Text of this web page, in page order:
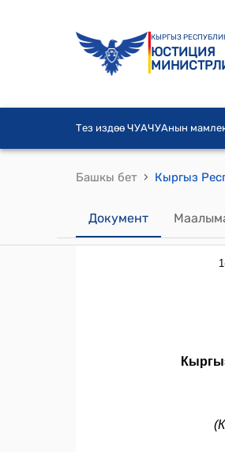
КЫРГЫЗ
ЮСТИЦИЯ
Тез издөө ЧУАЧУАнын
Башкы бет ›
Документ